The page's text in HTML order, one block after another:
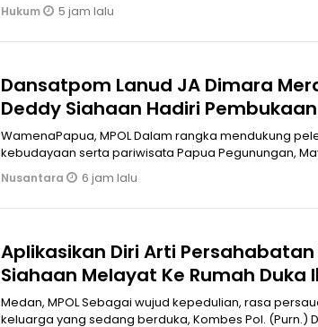
Hukum 5 jam lalu
Dansatpom Lanud JA Dimara
Deddy Siahaan Hadiri
Lembah Baliem ke-34 Tahun 2026
WamenaPapua, MPOL Dalam rangka mendukung pelestarian dan pengembangan
kebudayaan serta pariwisata Papua Pegunungan,
Nusantara 6 jam lalu
Aplikasikan Diri Arti Persahabatan
Siahaan Melayat Ke Rumah Duka
SPTI-K SPSI Sumut
Medan, MPOL Sebagai wujud kepedulian, rasa
keluarga yang sedang berduka, Kombes Pol. (Purn.)